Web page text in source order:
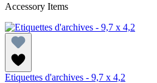
Accessory Items
Etiquettes d'archives - 9,7 x 4,2